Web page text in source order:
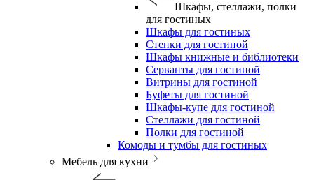
Шкафы, стеллажи, полки
для гостиных
Шкафы для гостиных
Стенки для гостиной
Шкафы книжные и библиотеки
Серванты для гостиной
Витрины для гостиной
Буфеты для гостиной
Шкафы-купе для гостиной
Стеллажи для гостиной
Полки для гостиной
Комоды и тумбы для гостиных
Мебель для кухни